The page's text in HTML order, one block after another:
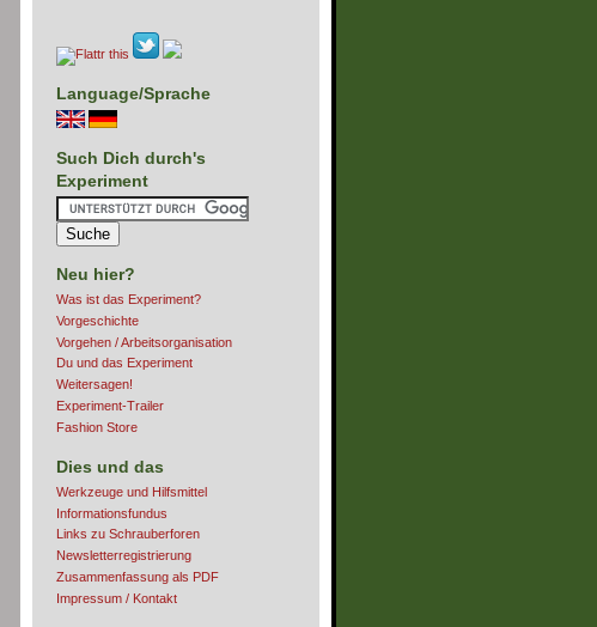
Language/Sprache
Such Dich durch's
Experiment
Neu hier?
Was ist das Experiment?
Vorgeschichte
Vorgehen / Arbeitsorganisation
Du und das Experiment
Weitersagen!
Experiment-Trailer
Fashion Store
Dies und das
Werkzeuge und Hilfsmittel
Informationsfundus
Links zu Schrauberforen
Newsletterregistrierung
Zusammenfassung als PDF
Impressum / Kontakt